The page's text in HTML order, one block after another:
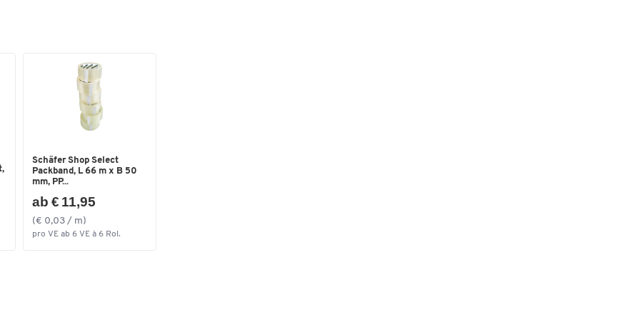
Schäfer Shop Select
Packband, L 66 m x B 50
mm, PP...
ab € 11,95
(€ 0,03 / m)
pro VE ab 6 VE à 6 Rol.